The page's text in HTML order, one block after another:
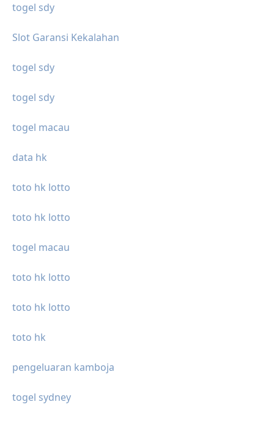
togel sdy
Slot Garansi Kekalahan
togel sdy
togel sdy
togel macau
data hk
toto hk lotto
toto hk lotto
togel macau
toto hk lotto
toto hk lotto
toto hk
pengeluaran kamboja
togel sydney